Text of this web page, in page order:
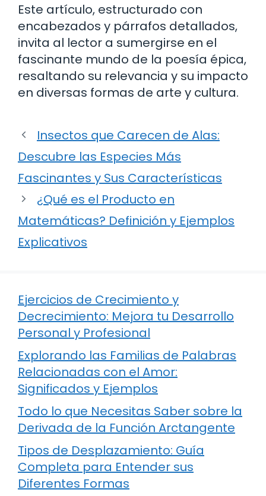
Este artículo, estructurado con
encabezados y párrafos detallados,
invita al lector a sumergirse en el
fascinante mundo de la poesía épica,
resaltando su relevancia y su impacto
en diversas formas de arte y cultura.
Insectos que Carecen de Alas:
Descubre las Especies Más
Fascinantes y Sus Características
¿Qué es el Producto en
Matemáticas? Definición y Ejemplos
Explicativos
Ejercicios de Crecimiento y
Decrecimiento: Mejora tu Desarrollo
Personal y Profesional
Explorando las Familias de Palabras
Relacionadas con el Amor:
Significados y Ejemplos
Todo lo que Necesitas Saber sobre la
Derivada de la Función Arctangente
Tipos de Desplazamiento: Guía
Completa para Entender sus
Diferentes Formas